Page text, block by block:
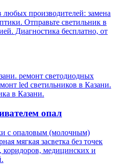
производителей: замена
Отправьте светильник в
Диагностика бесплатно, от
ремонт светодиодных
led светильников в Казани.
в Казани.
опал
с опаловым (молочным)
мягкая засветка без точек
коридоров, медицинских и